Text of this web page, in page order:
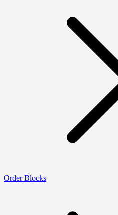
Order Blocks